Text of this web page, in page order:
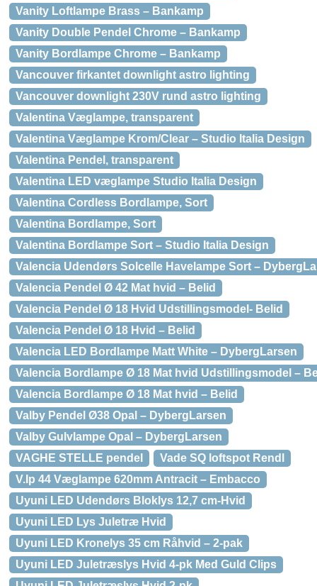
Vanity Loftlampe Brass – Bankamp
Vanity Double Pendel Chrome – Bankamp
Vanity Bordlampe Chrome – Bankamp
Vancouver firkantet downlight astro lighting
Vancouver downlight 230V rund astro lighting
Valentina Væglampe, transparent
Valentina Væglampe Krom/Clear – Studio Italia Design
Valentina Pendel, transparent
Valentina LED væglampe Studio Italia Design
Valentina Cordless Bordlampe, Sort
Valentina Bordlampe, Sort
Valentina Bordlampe Sort – Studio Italia Design
Valencia Udendørs Solcelle Havelampe Sort –
Valencia Pendel Ø 42 Mat hvid – Belid
Valencia Pendel Ø 18 Hvid Udstillingsmodel- Belid
Valencia Pendel Ø 18 Hvid – Belid
Valencia LED Bordlampe Matt White – DybergLarsen
Valencia Bordlampe Ø 18 Mat hvid Udstillingsmodel –
Valencia Bordlampe Ø 18 Mat hvid – Belid
Valby Pendel Ø38 Opal – DybergLarsen
Valby Gulvlampe Opal – DybergLarsen
VAGHE STELLE pendel
Vade SQ loftspot Rendl
V.Ip 44 Væglampe 620mm Antracit – Embacco
Uyuni LED Udendørs Bloklys 12,7 cm-Hvid
Uyuni LED Lys Juletræ Hvid
Uyuni LED Kronelys 35 cm Råhvid – 2-pak
Uyuni LED Juletræslys Hvid 4-pk Med Guld Clips